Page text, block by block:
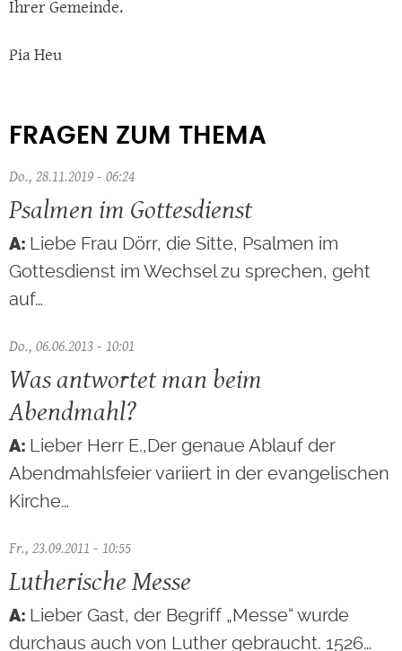
Ihrer Gemeinde.
Pia Heu
FRAGEN ZUM THEMA
Do., 28.11.2019 - 06:24
Psalmen im Gottesdienst
Liebe Frau Dörr, die Sitte, Psalmen im
Gottesdienst im Wechsel zu sprechen, geht
auf…
Do., 06.06.2013 - 10:01
Was antwortet man beim
Abendmahl?
Lieber Herr E.,Der genaue Ablauf der
Abendmahlsfeier variiert in der evangelischen
Kirche…
Fr., 23.09.2011 - 10:55
Lutherische Messe
Lieber Gast, der Begriff „Messe“ wurde
durchaus auch von Luther gebraucht. 1526…